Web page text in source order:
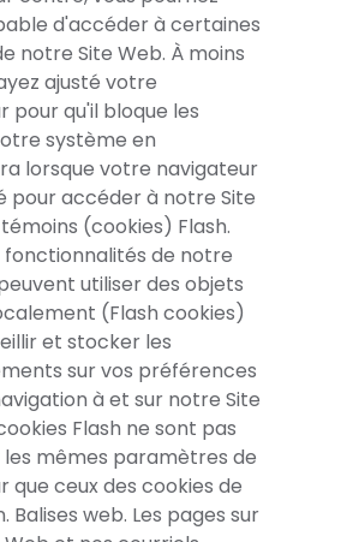
d'accéder à certaines
notre Site Web. À moins
ajusté votre
pour qu'il bloque les
système en
lorsque votre navigateur
pour accéder à notre Site
(cookies) Flash.
de notre
utiliser des objets
(Flash cookies)
et stocker les
sur vos préférences
à et sur notre Site
Flash ne sont pas
mêmes paramètres de
que ceux des cookies de
Balises web. Les pages sur